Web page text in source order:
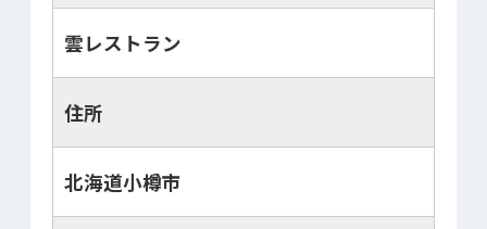
雲レストラン
住所
北海道小樽市